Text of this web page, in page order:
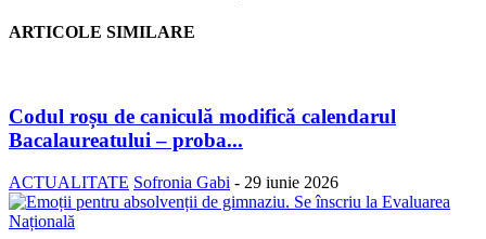
ARTICOLE SIMILARE
Codul roșu de caniculă modifică calendarul
Bacalaureatului – proba...
ACTUALITATE Sofronia Gabi - 29 iunie 2026